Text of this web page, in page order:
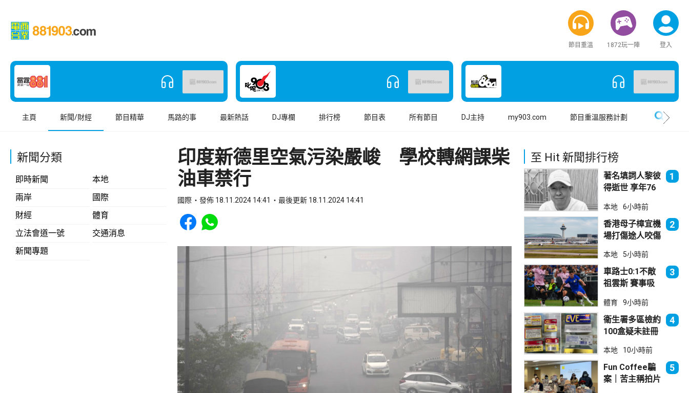
節目重溫 1872玩一陣 登入
主頁 新聞/財經 節目精華 馬路的事 最新熱話 DJ專欄 排行榜 節目表 所有節目 DJ主持 my903.com 節目重溫服務計劃
新聞分類
即時新聞
本地
兩岸
國際
財經
體育
立法會道一號
交通消息
新聞專題
印度新德里空氣污染嚴峻 學校轉網課柴
油車禁行
國際 發佈 18.11.2024 14:41 最後更新 18.11.2024 14:41
Share to Facebook
Share to WhatsApp
至 Hit 新聞排行榜
著名填詞人黎彼
得逝世 享年76
1
本地 6小時前
香港母子樟宜機
場打傷途人咬傷
法院判囚
2
本地 5小時前
車路士0:1不敵
祖雲斯 賽事吸
入場
3
體育 9小時前
衞生署多區檢約
100盒疑未註冊
拘38歲男子
4
本地 10小時前
Fun Coffee騙
案｜苦主稱拍片
5